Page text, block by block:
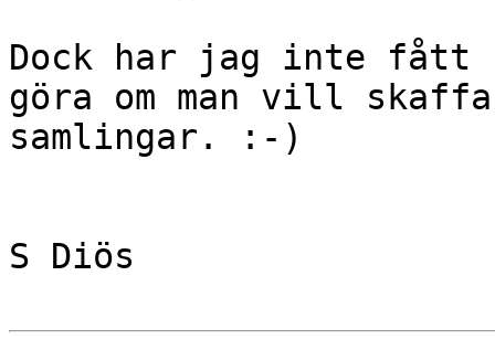
Dock har jag inte fått
göra om man vill
samlingar. :-)
S Diös